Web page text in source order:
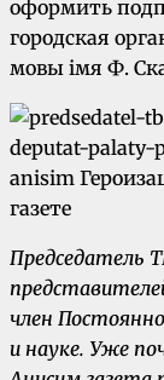
оформить
городская
мовы імя Ф.
Председатель
член
и науке. Уже